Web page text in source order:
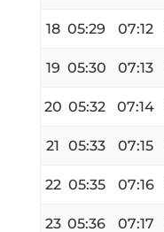
18 05:29 07:12
19 05:30 07:13
20 05:32 07:14
21 05:33 07:15
22 05:35 07:16
23 05:36 07:17